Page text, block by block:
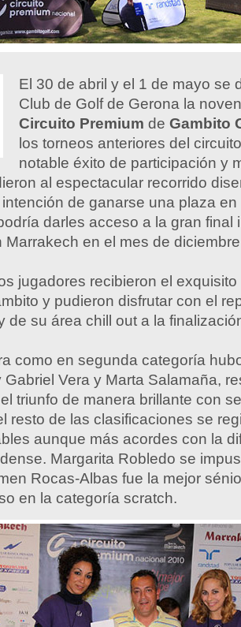
El 30 de abril y el 1 de mayo se
Club de Golf de Gerona la
Circuito Premium de Gambito
los torneos anteriores del
notable éxito de participación y
al espectacular recorrido
de ganarse una plaza
darles acceso a la gran final
Marrakech en el mes de
jugadores recibieron el exquisito
y pudieron disfrutar con el
de su área chill out a la
como en segunda categoría
Vera y Marta Salamaña,
triunfo de manera brillante con
resto de las clasificaciones se
aunque más acordes con la
Margarita Robledo se
Rocas-Albas fue la mejor
en la categoría scratch.